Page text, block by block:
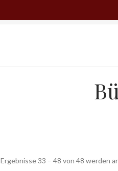
Ergebnisse 33 – 48 von 48 werden